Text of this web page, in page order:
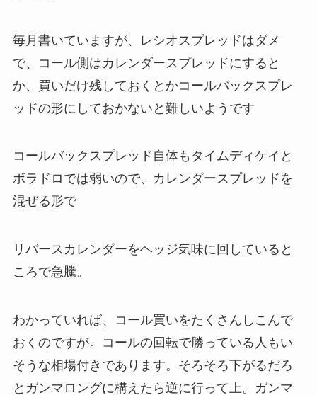
毎月書いていますが、レシオスプレッドはダメ
で、コール側はカレンダースプレッドにすると
か、買いだけ残しておくとかコールバックスプレ
ッドの形にしておかないと難しいようです
コールバックスプレッド自体もタイムディケイと
ボラドロでは弱いので、カレンダースプレッドを
混ぜる形で
リバースカレンダーをヘッジ気味に回していると
ころで急騰。
わかっていれば、コール買いをたくさんしこんで
おくのですが。コールの回転で勝っている人もい
そうな相場付きであります。そろそろ下がるだろ
とガンマロングに構えたら逆に行って上。ガンマ